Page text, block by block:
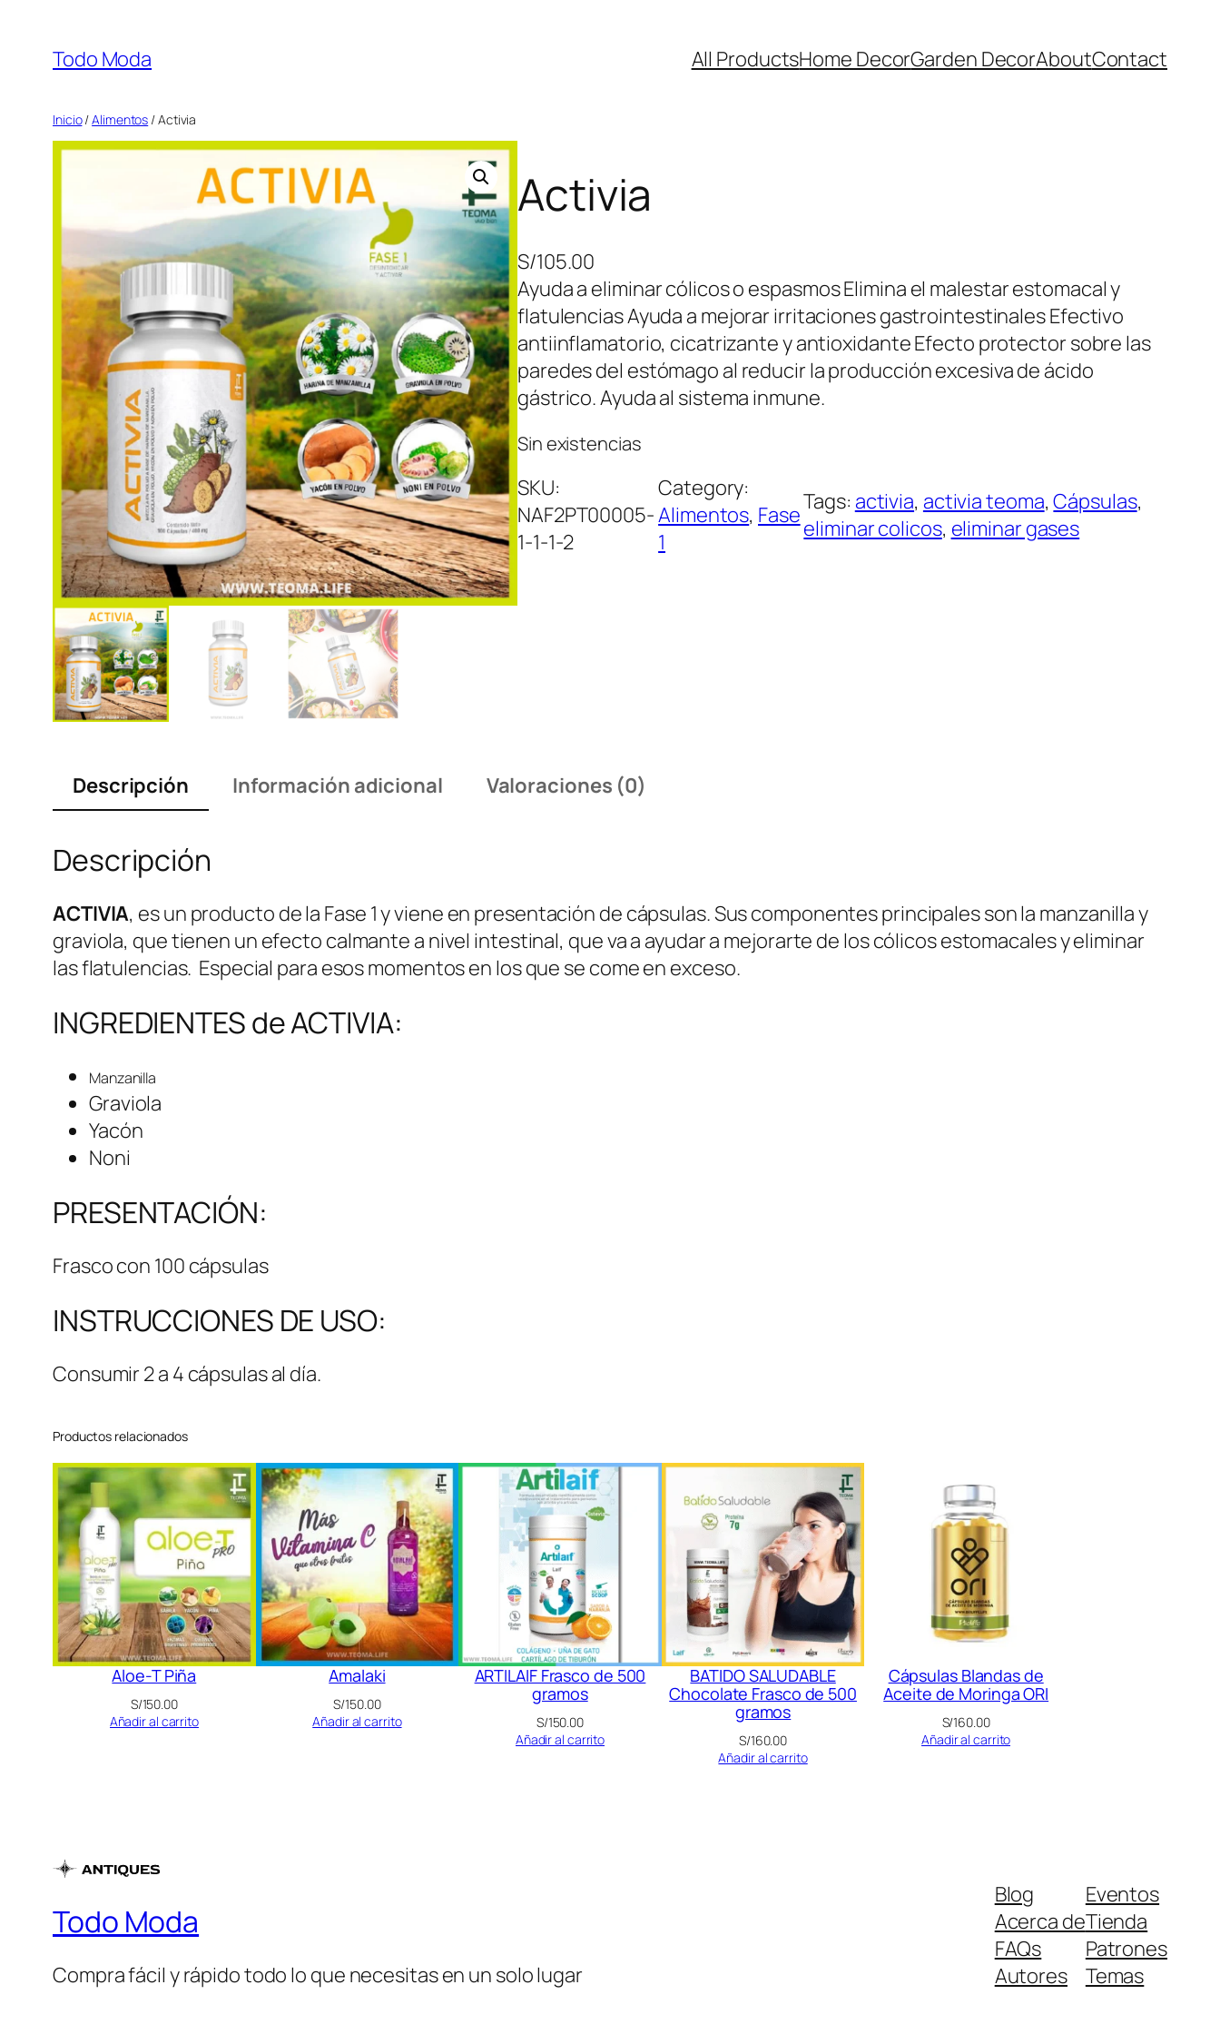
contenido
Todo Moda All ProductsHome DecorGarden DecorAboutContact
Inicio/Alimentos / Activia
Activia
S/105.00
Ayuda a eliminar cólicos o espasmos Elimina el malestar estomacal y
flatulencias Ayuda a mejorar irritaciones gastrointestinales Efectivo
antiinflamatorio, cicatrizante y antioxidante Efecto protector sobre las
paredes del estómago al reducir la producción excesiva de ácido
gástrico. Ayuda al sistema inmune.
Sin existencias
SKU:
NAF2PT00005-
1-1-1-2
Category:
Alimentos, Fase
1
Tags: activia, activia teoma, Cápsulas
eliminar colicos, eliminar gases
Descripción Información adicional Valoraciones (0)
Descripción
ACTIVIA, es un producto de la Fase 1 y viene en presentación de cápsulas. Sus componentes principales son la manzanilla y
graviola, que tienen un efecto calmante a nivel intestinal, que va a ayudar a mejorarte de los cólicos estomacales y eliminar
las flatulencias. Especial para esos momentos en los que se come en exceso.
INGREDIENTES de ACTIVIA:
Manzanilla
Graviola
Yacón
Noni
PRESENTACIÓN:
Frasco con 100 cápsulas
INSTRUCCIONES DE USO:
Consumir 2 a 4 cápsulas al día.
Productos relacionados
Aloe-T Piña
S/150.00
Añadir al carrito
Amalaki
S/150.00
Añadir al carrito
ARTILAIF Frasco de 500
gramos
S/150.00
Añadir al carrito
BATIDO SALUDABLE
Chocolate Frasco de 500
gramos
S/160.00
Añadir al carrito
Cápsulas Blandas de
Aceite de Moringa ORI
S/160.00
Añadir al carrito
Todo Moda
Compra fácil y rápido todo lo que necesitas en un solo lugar
Blog
Acerca de
FAQs
Autores
Eventos
Tienda
Patrones
Temas